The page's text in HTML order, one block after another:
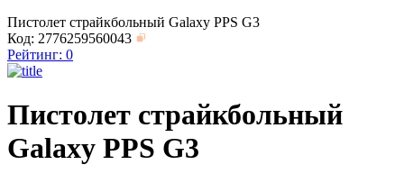
Пистолет страйкбольный Galaxy PPS G3
Код: 2776259560043
Рейтинг: 0
Пистолет страйкбольный
Galaxy PPS G3